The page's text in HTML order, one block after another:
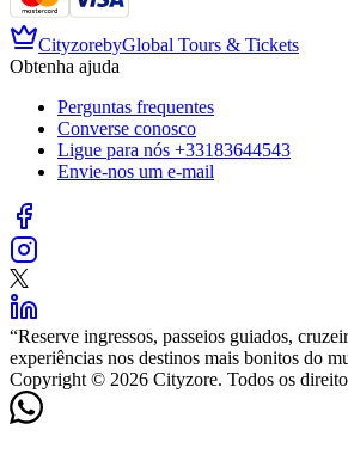
CityzorebyGlobal Tours & Tickets
Obtenha ajuda
Perguntas frequentes
Converse conosco
Ligue para nós +33183644543
Envie-nos um e-mail
“Reserve ingressos, passeios guiados,
experiências nos destinos mais bonitos do
Copyright © 2026 Cityzore. Todos os